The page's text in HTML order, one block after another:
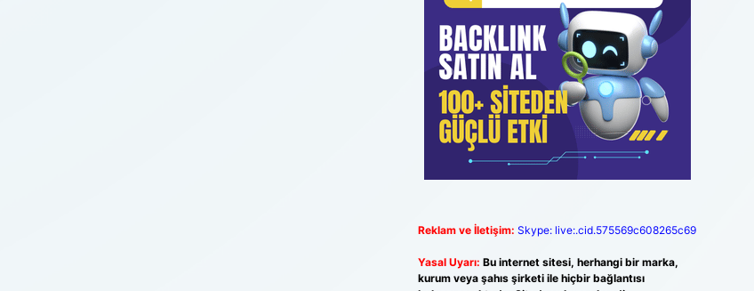
Reklam ve İletişim: Skype: live:.cid.575569c608265c69
Yasal Uyarı: Bu internet sitesi, herhangi bir marka,
kurum veya şahıs şirketi ile hiçbir bağlantısı